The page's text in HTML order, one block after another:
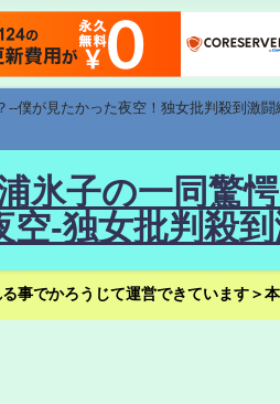
僕が見たかった夜空！独女批判殺到激
氷子の一同驚
-独女批判殺
事でかろうじて運営できています＞